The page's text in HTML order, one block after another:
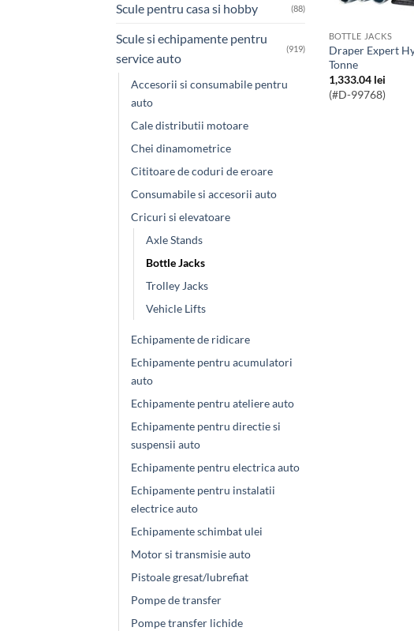
Scule pentru casa si hobby (88)
Scule si echipamente pentru
service auto
(919)
Accesorii si consumabile pentru
auto
Cale distributii motoare
Chei dinamometrice
Cititoare de coduri de eroare
Consumabile si accesorii auto
Cricuri si elevatoare
Axle Stands
Bottle Jacks
Trolley Jacks
Vehicle Lifts
Echipamente de ridicare
Echipamente pentru acumulatori
auto
Echipamente pentru ateliere auto
Echipamente pentru directie si
suspensii auto
Echipamente pentru electrica auto
Echipamente pentru instalatii
electrice auto
Echipamente schimbat ulei
Motor si transmisie auto
Pistoale gresat/lubrefiat
Pompe de transfer
Pompe transfer lichide
BOTTLE JACKS
Draper Expert Hydraulic Bottle Jack, 8
Tonne
1,333.04 lei
(#D-99768)